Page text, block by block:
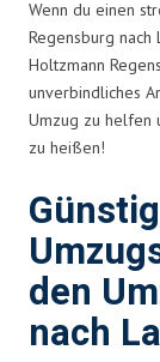
Wenn du einen
Regensburg nach
Holtzmann
unverbindliches
Umzug zu helfen
zu heißen!
den
nach